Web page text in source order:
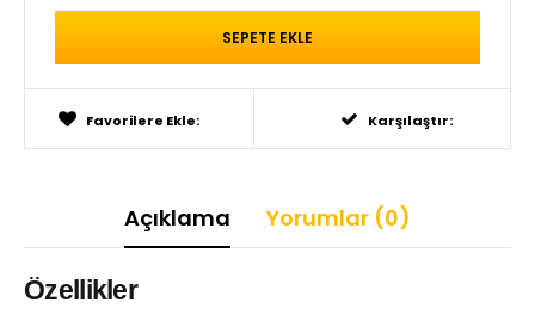
Favorilere Ekle: Karşılaştır:
Açıklama Yorumlar (0)
Özellikler